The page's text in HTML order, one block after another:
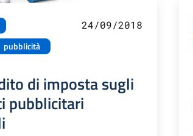
pubblicità
24/09/2018
di imposta sugli
pubblicitari